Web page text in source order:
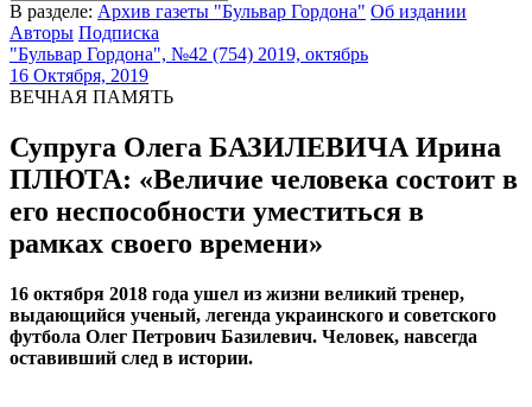
В разделе: Архив газеты "Бульвар Гордона" Об издании
Авторы Подписка
"Бульвар Гордона", №42 (754) 2019, октябрь
16 Октября, 2019
ВЕЧНАЯ ПАМЯТЬ
Супруга Олега БАЗИЛЕВИЧА Ирина
ПЛЮТА: «Величие человека состоит в
его неспособности уместиться в
рамках своего времени»
16 октября 2018 года ушел из жизни великий тренер,
выдающийся ученый, легенда украинского и советского
футбола Олег Петрович Базилевич. Человек, навсегда
оставивший след в истории.